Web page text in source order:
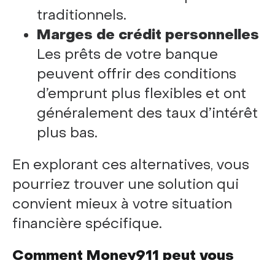
traditionnels.
Marges de crédit personnelles
Les prêts de votre banque
peuvent offrir des conditions
d’emprunt plus flexibles et ont
généralement des taux d’intérêt
plus bas.
En explorant ces alternatives, vous
pourriez trouver une solution qui
convient mieux à votre situation
financière spécifique.
Comment Money911 peut vous